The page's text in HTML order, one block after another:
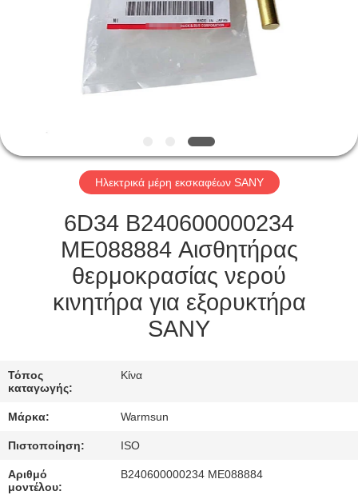
ΕΡΓΟΣΤΑΣΊΩΝ
ΠΟΙΟΤΙΚΌΣ
ΈΛΕΓΧΟΣ
ΜΑΣ
ΕΛΆΤΕ
ΕΠΑΦΉ
ΖΗΤΉΣΤΕ
ΈΝΑ
SITEMAP
PRIVACY
POLICY
Ηλεκτρικά μέρη εκσκαφέων SANY
6D34 B240600000234
ME088884 Αισθητήρας
θερμοκρασίας νερού
κινητήρα για εξορυκτήρα
SANY
Τόπος
καταγωγής:
Κίνα
Μάρκα: Warmsun
Πιστοποίηση: ISO
Αριθμό
μοντέλου:
Β240600000234 ME088884